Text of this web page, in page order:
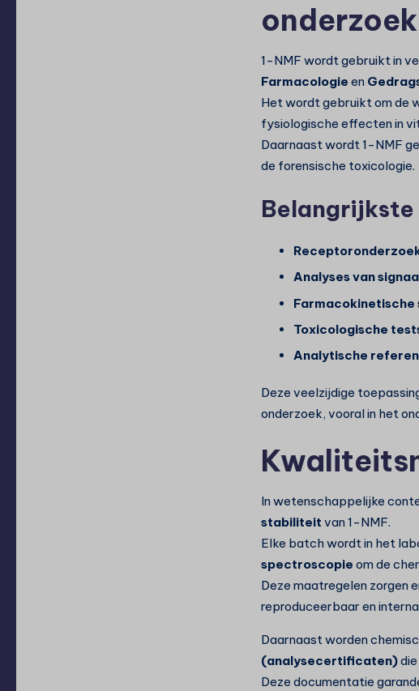
onderzoek
1-NMF wordt gebruikt in
Farmacologie en
Het wordt gebruikt om de
fysiologische effecten in
Daarnaast wordt 1-NMF
de forensische toxicologie.
Analyses van
Farmacokinetische
Toxicologische
Analytische
Deze veelzijdige
onderzoek, vooral in het
In wetenschappelijke
stabiliteit van 1-NMF.
Elke batch wordt in het
spectroscopie om de
Deze maatregelen zorgen
reproduceerbaar en
Daarnaast worden
(analysecertificaten)
Deze documentatie